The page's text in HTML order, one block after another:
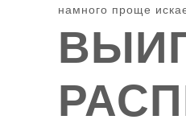
намного проще